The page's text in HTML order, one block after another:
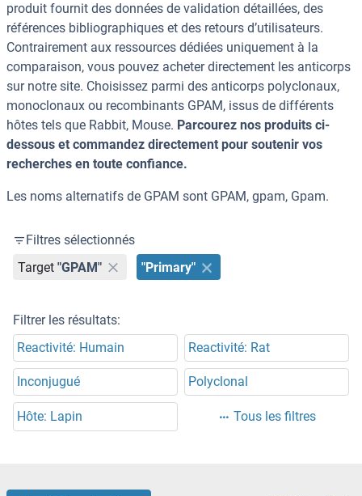
produit fournit des données de validation détaillées, des
références bibliographiques et des retours d’utilisateurs.
Contrairement aux ressources dédiées uniquement à la
comparaison, vous pouvez acheter directement les anticorps
sur notre site. Choisissez parmi des anticorps polyclonaux,
monoclonaux ou recombinants GPAM, issus de différents
hôtes tels que Rabbit, Mouse. Parcourez nos produits ci-
dessous et commandez directement pour soutenir vos
recherches en toute confiance.
Les noms alternatifs de GPAM sont GPAM, gpam, Gpam.
Filtres sélectionnés
Target "GPAM" "Primary"
Filtrer les résultats:
Reactivité: Humain
Reactivité: Rat
Inconjugué Polyclonal
Hôte: Lapin Tous les filtres